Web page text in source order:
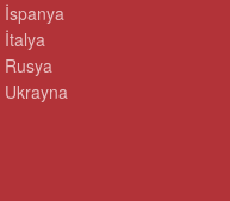
İspanya
İtalya
Rusya
Ukrayna